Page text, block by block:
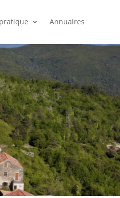
Annuaires